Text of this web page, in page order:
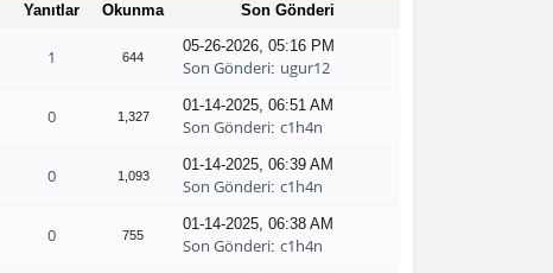
Yanıtlar Okunma Son Gönderi
1 644
05-26-2026, 05:16 PM
Son Gönderi: ugur12
0 1,327
01-14-2025, 06:51 AM
Son Gönderi: c1h4n
0 1,093
01-14-2025, 06:39 AM
Son Gönderi: c1h4n
0 755
01-14-2025, 06:38 AM
Son Gönderi: c1h4n